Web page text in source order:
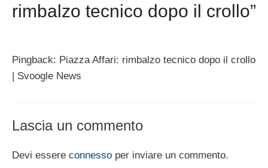
rimbalzo tecnico dopo il crollo”
Pingback: Piazza Affari: rimbalzo tecnico dopo il crollo
| Svoogle News
Lascia un commento
Devi essere connesso per inviare un commento.